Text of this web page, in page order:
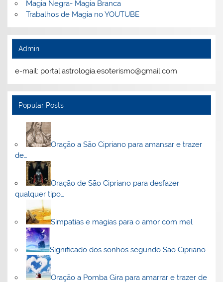
Magia Negra- Magia Branca
Trabalhos de Magia no YOUTUBE
Admin
e-mail: portal.astrologia.esoterismo@gmail.com
Popular Posts
Oração a São Cipriano para amansar e trazer
de…
Oração de São Cipriano para desfazer
qualquer tipo…
Simpatias e magias para o amor com mel
Significado dos sonhos segundo São Cipriano
Oração a Pomba Gira para amarrar e trazer de